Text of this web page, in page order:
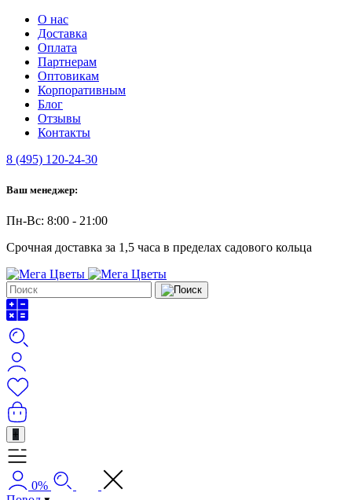
О нас
Доставка
Оплата
Партнерам
Оптовикам
Корпоративным
Блог
Отзывы
Контакты
8 (495) 120-24-30
Ваш менеджер:
Пн-Вс: 8:00 - 21:00
Срочная доставка за 1,5 часа в пределах садового кольца
+
0%